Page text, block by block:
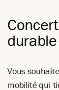
durable
Vous
mobilité qui